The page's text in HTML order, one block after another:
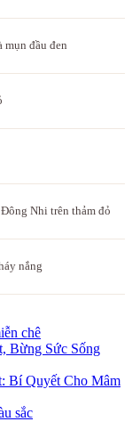
mụn đầu đen
Nhi trên thảm đỏ
nắng
chê
Bừng Sức Sống
Bí Quyết Cho Mâm
sắc